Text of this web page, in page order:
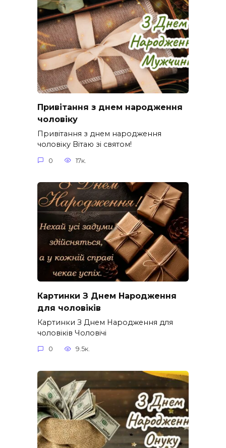
Привітання з днем народження
чоловіку
Привітання з днем народження
чоловіку Вітаю зі святом!
0 17к.
Картинки З Днем Народження
для чоловіків​
Картинки З Днем Народження для
чоловіків​ Чоловічі
0 9.5к.